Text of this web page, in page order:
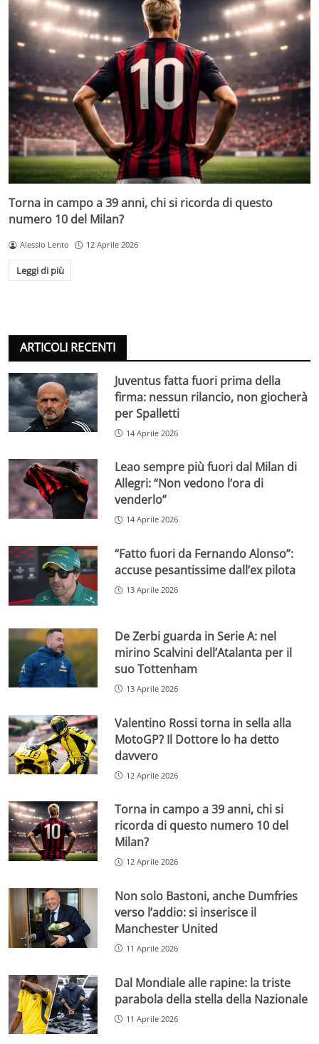
Torna in campo a 39 anni, chi si ricorda di questo
numero 10 del Milan?
Alessio Lento 12 Aprile 2026
Leggi di più
ARTICOLI RECENTI
Juventus fatta fuori prima della
firma: nessun rilancio, non giocherà
per Spalletti
14 Aprile 2026
Leao sempre più fuori dal Milan di
Allegri: “Non vedono l’ora di
venderlo”
14 Aprile 2026
“Fatto fuori da Fernando Alonso”:
accuse pesantissime dall’ex pilota
13 Aprile 2026
De Zerbi guarda in Serie A: nel
mirino Scalvini dell’Atalanta per il
suo Tottenham
13 Aprile 2026
Valentino Rossi torna in sella alla
MotoGP? Il Dottore lo ha detto
davvero
12 Aprile 2026
Torna in campo a 39 anni, chi si
ricorda di questo numero 10 del
Milan?
12 Aprile 2026
Non solo Bastoni, anche Dumfries
verso l’addio: si inserisce il
Manchester United
11 Aprile 2026
Dal Mondiale alle rapine: la triste
parabola della stella della Nazionale
11 Aprile 2026